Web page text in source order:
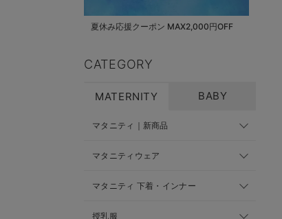
夏休み応援クーポン MAX2,000円OFF
CATEGORY
MATERNITY BABY
マタニティ｜新商品
マタニティウェア
マタニティ 下着・インナー
授乳服